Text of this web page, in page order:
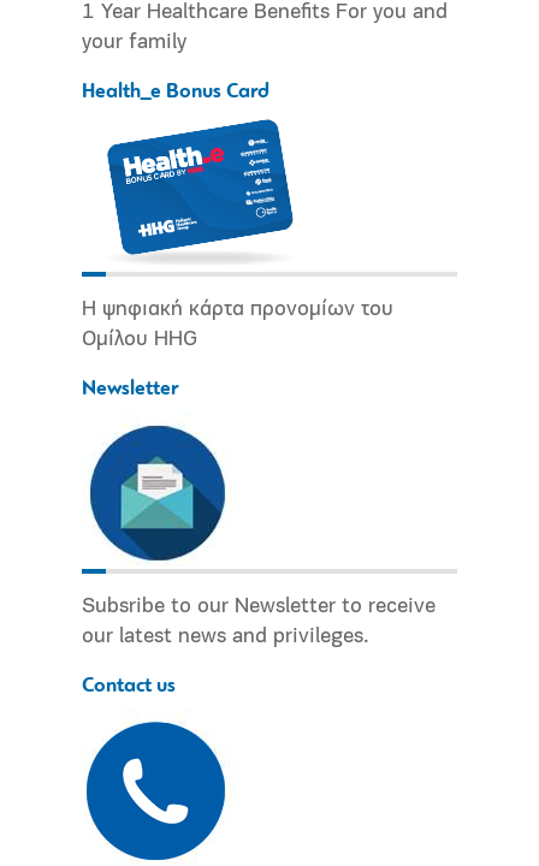
1 Year Healthcare Benefits For you and
your family
Health_e Bonus Card
Η ψηφιακή κάρτα προνομίων του
Ομίλου HHG
Newsletter
Subsribe to our Newsletter to receive
our latest news and privileges.
Contact us